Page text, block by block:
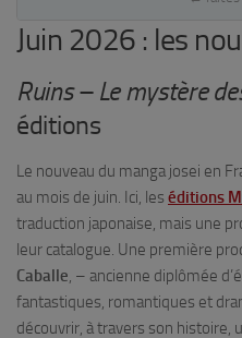
Juin 2026 : les
Ruins – Le mystère
éditions
Le nouveau du manga josei en
au mois de juin. Ici, les éditions
traduction japonaise, mais une
leur catalogue. Une première
Caballe, – ancienne diplômée
fantastiques, romantiques et
découvrir, à travers son histoire,